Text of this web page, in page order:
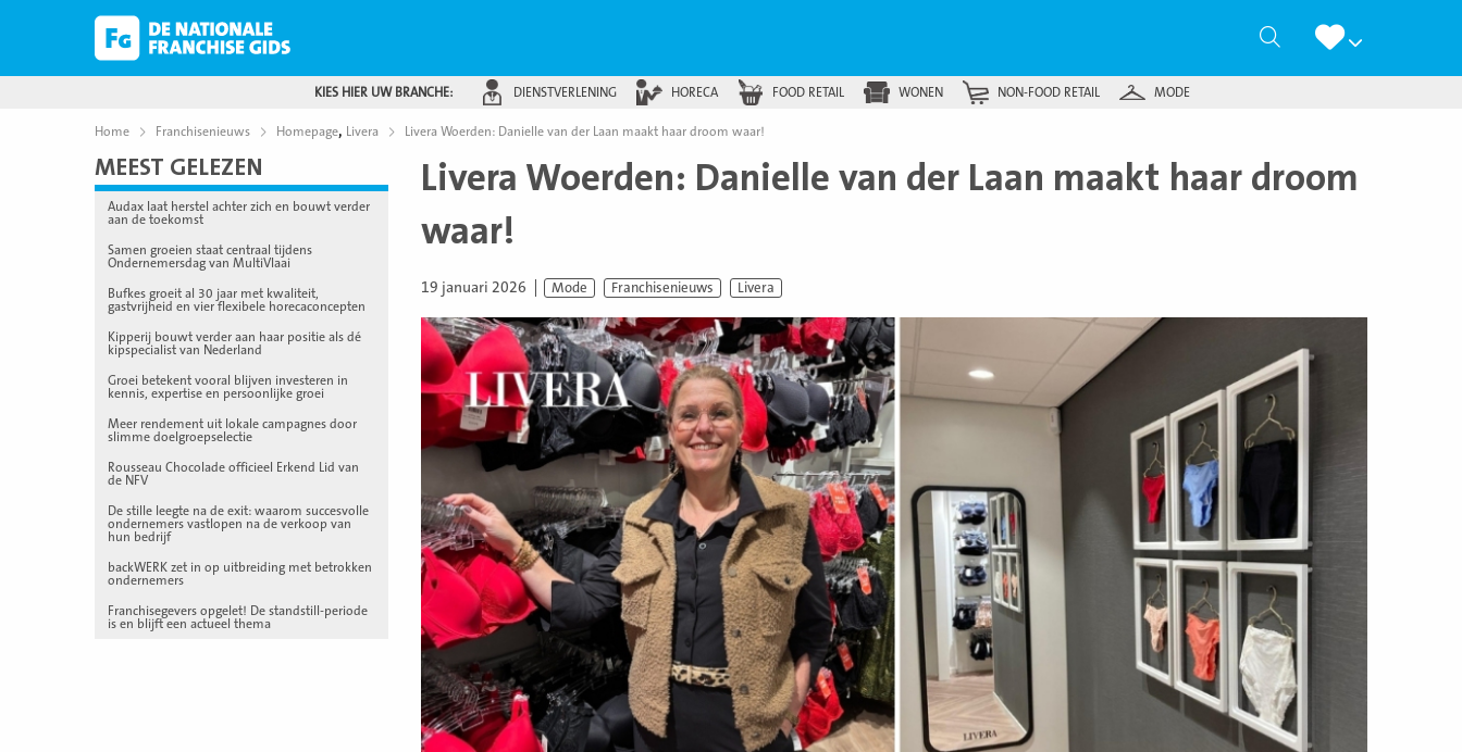
Zoeken
KIES HIER UW BRANCHE: DIENSTVERLENING HORECA FOOD RETAIL WONEN NON-FOOD RETAIL MODE
Home Franchisenieuws Homepage, Livera Livera Woerden: Danielle van der Laan maakt haar droom waar!
MEEST GELEZEN
Audax laat herstel achter zich en bouwt verder
aan de toekomst
Samen groeien staat centraal tijdens
Ondernemersdag van MultiVlaai
Bufkes groeit al 30 jaar met kwaliteit,
gastvrijheid en vier flexibele horecaconcepten
Kipperij bouwt verder aan haar positie als dé
kipspecialist van Nederland
Groei betekent vooral blijven investeren in
kennis, expertise en persoonlijke groei
Meer rendement uit lokale campagnes door
slimme doelgroepselectie
Rousseau Chocolade officieel Erkend Lid van
de NFV
De stille leegte na de exit: waarom succesvolle
ondernemers vastlopen na de verkoop van
hun bedrijf
backWERK zet in op uitbreiding met betrokken
ondernemers
Franchisegevers opgelet! De standstill-periode
is en blijft een actueel thema
Livera Woerden: Danielle van der Laan maakt haar droom
waar!
19 januari 2026 Mode Franchisenieuws Livera